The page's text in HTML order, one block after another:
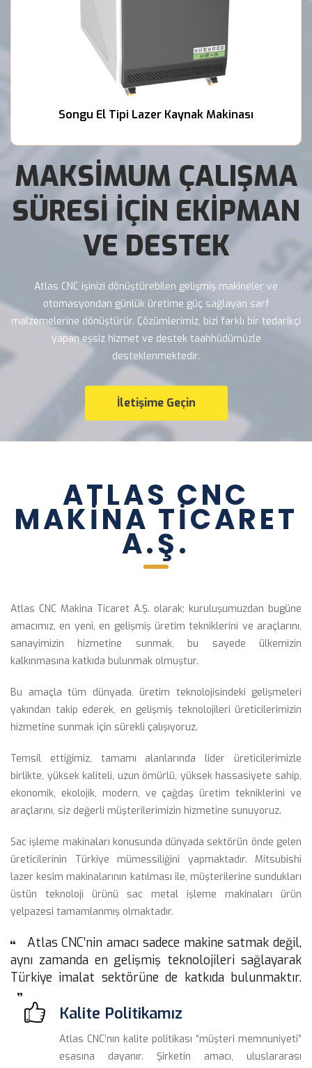
Songu El Tipi Lazer Kaynak Makinası
MAKSİMUM ÇALIŞMA
SÜRESİ İÇİN EKİPMAN
VE DESTEK
Atlas CNC işinizi dönüştürebilen gelişmiş makineler ve
otomasyondan günlük üretime güç sağlayan sarf
malzemelerine dönüştürür. Çözümlerimiz, bizi farklı bir tedarikçi
yapan eşsiz hizmet ve destek taahhüdümüzle
desteklenmektedir.
İletişime Geçin
ATLAS CNC
MAKİNA TİCARET
A.Ş.
Atlas CNC Makina Ticaret A.Ş. olarak; kuruluşumuzdan bugüne
amacımız, en yeni, en gelişmiş üretim tekniklerini ve araçlarını,
anayimizin hizmetine sunmak, bu sayede ülkemizin
kalkınmasına katkıda bulunmak olmuştur.
Bu amaçla tüm dünyada, üretim teknolojisindeki gelişmeleri
yakından takip ederek, en gelişmiş teknolojileri üreticilerimizin
hizmetine sunmak için sürekli çalışıyoruz.
Temsil ettiğimiz, tamamı alanlarında lider üreticilerimizle
birlikte, yüksek kaliteli, uzun ömürlü, yüksek hassasiyete sahip,
ekonomik, ekolojik, modern, ve çağdaş üretim tekniklerini ve
araçlarını, siz değerli müşterilerimizin hizmetine sunuyoruz.
Sac işleme makinaları konusunda dünyada sektörün önde gelen
üreticilerinin Türkiye mümessiliğini yapmaktadır. Mitsubishi
lazer kesim makinalarının katılması ile, müşterilerine sundukları
üstün teknoloji ürünü sac metal işleme makinaları ürün
yelpazesi tamamlanmış olmaktadır.
Atlas CNC’nin amacı sadece makine satmak değil,
aynı zamanda en gelişmiş teknolojileri sağlayarak
Türkiye imalat sektörüne de katkıda bulunmaktır.
Kalite Politikamız
Atlas CNC’nın kalite politikası “müşteri memnuniyeti”
esasına dayanır. Şirketin amacı, uluslararası